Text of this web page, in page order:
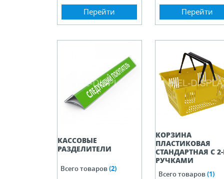
Перейти Перейти
КАССОВЫЕ
РАЗДЕЛИТЕЛИ
Всего товаров(2)
КОРЗИНА
ПЛАСТИКОВАЯ
СТАНДАРТНАЯ С
РУЧКАМИ
Всего товаров(1)